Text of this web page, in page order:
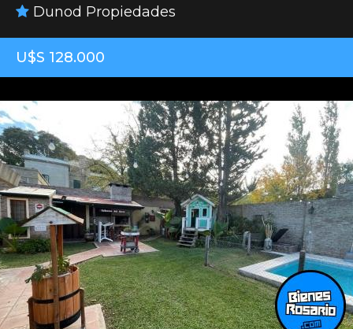
Dunod Propiedades
U$S 128.000